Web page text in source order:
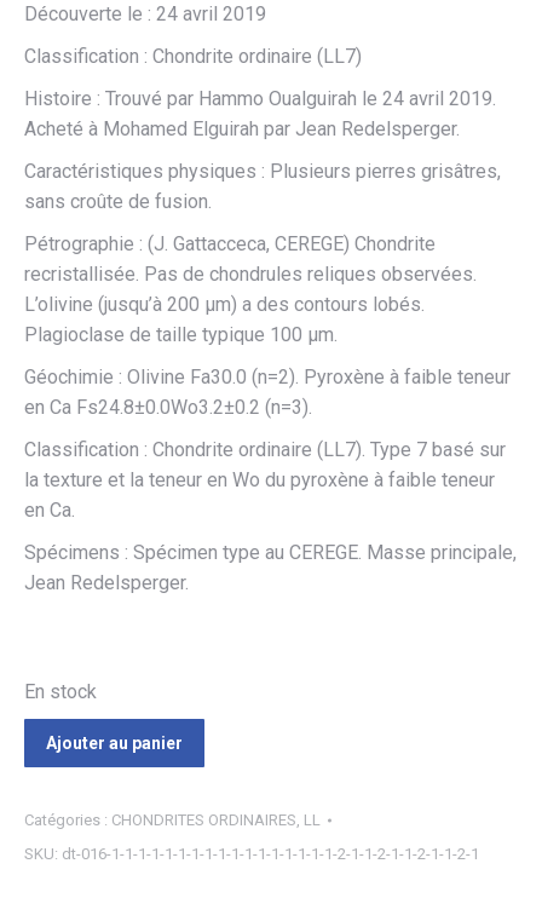
Découverte le : 24 avril 2019
Classification : Chondrite ordinaire (LL7)
Histoire : Trouvé par Hammo Oualguirah le 24 avril 2019.
Acheté à Mohamed Elguirah par Jean Redelsperger.
Caractéristiques physiques : Plusieurs pierres grisâtres,
sans croûte de fusion.
Pétrographie : (J. Gattacceca, CEREGE) Chondrite
recristallisée. Pas de chondrules reliques observées.
L’olivine (jusqu’à 200 µm) a des contours lobés.
Plagioclase de taille typique 100 µm.
Géochimie : Olivine Fa30.0 (n=2). Pyroxène à faible teneur
en Ca Fs24.8±0.0Wo3.2±0.2 (n=3).
Classification : Chondrite ordinaire (LL7). Type 7 basé sur
la texture et la teneur en Wo du pyroxène à faible teneur
en Ca.
Spécimens : Spécimen type au CEREGE. Masse principale,
Jean Redelsperger.
En stock
Ajouter au panier
Catégories : CHONDRITES ORDINAIRES LL
SKU: dt-016-1-1-1-1-1-1-1-1-1-1-1-1-1-1-1-1-1-2-1-1-2-1-1-2-1-1-2-1